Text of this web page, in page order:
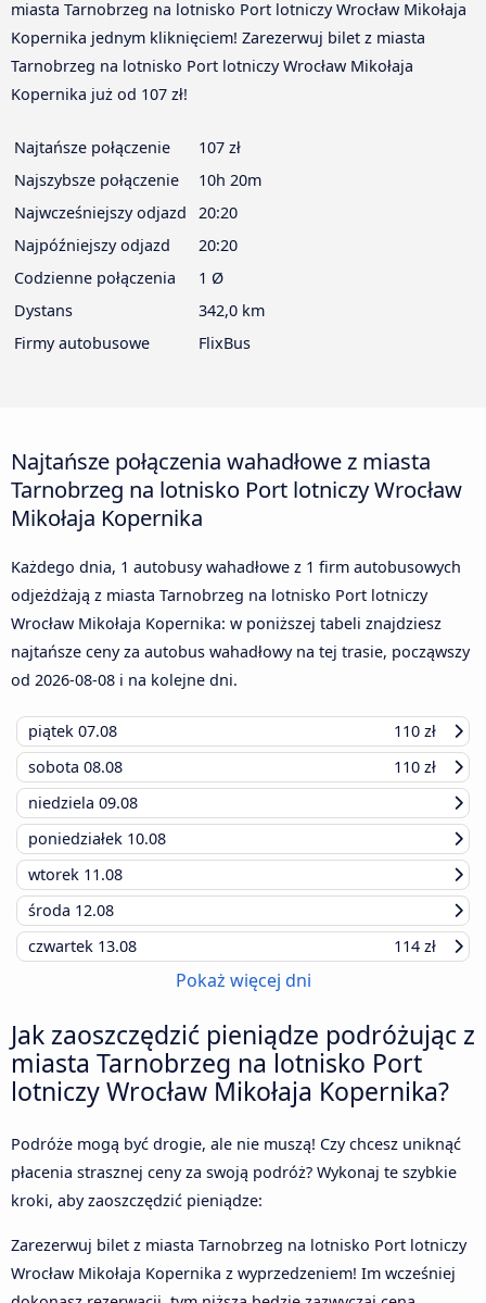
miasta Tarnobrzeg na lotnisko Port lotniczy Wrocław Mikołaja
Kopernika jednym kliknięciem! Zarezerwuj bilet z miasta
Tarnobrzeg na lotnisko Port lotniczy Wrocław Mikołaja
Kopernika już od 107 zł!
Najtańsze połączenie
107 zł
Najszybsze połączenie
10h 20m
Najwcześniejszy odjazd
20:20
Najpóźniejszy odjazd
20:20
Codzienne połączenia
1 Ø
Dystans
342,0 km
Firmy autobusowe
FlixBus
Najtańsze połączenia wahadłowe z miasta
Tarnobrzeg na lotnisko Port lotniczy Wrocław
Mikołaja Kopernika
Każdego dnia, 1 autobusy wahadłowe z 1 firm autobusowych
odjeżdżają z miasta Tarnobrzeg na lotnisko Port lotniczy
Wrocław Mikołaja Kopernika: w poniższej tabeli znajdziesz
najtańsze ceny za autobus wahadłowy na tej trasie, począwszy
od 2026-08-08 i na kolejne dni.
piątek 07.08
110 zł
sobota 08.08
110 zł
niedziela 09.08
poniedziałek 10.08
wtorek 11.08
środa 12.08
czwartek 13.08 114 zł
Pokaż więcej dni
Jak zaoszczędzić pieniądze podróżując z
miasta Tarnobrzeg na lotnisko Port
lotniczy Wrocław Mikołaja Kopernika?
Podróże mogą być drogie, ale nie muszą! Czy chcesz uniknąć
płacenia strasznej ceny za swoją podróż? Wykonaj te szybkie
kroki, aby zaoszczędzić pieniądze:
Zarezerwuj bilet z miasta Tarnobrzeg na lotnisko Port lotniczy
Wrocław Mikołaja Kopernika z wyprzedzeniem! Im wcześniej